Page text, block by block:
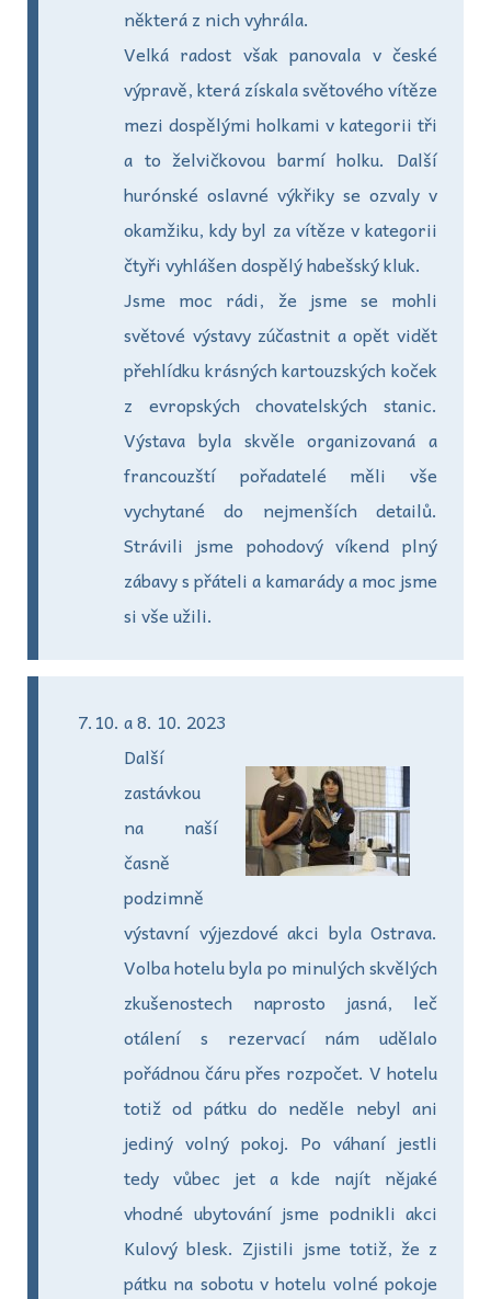
některá z nich vyhrála.
Velká radost však panovala v české
výpravě, která získala světového vítěze
mezi dospělými holkami v kategorii tři
a to želvičkovou barmí holku. Další
hurónské oslavné výkřiky se ozvaly v
okamžiku, kdy byl za vítěze v kategorii
čtyři vyhlášen dospělý habešský kluk.
Jsme moc rádi, že jsme se mohli
světové výstavy zúčastnit a opět vidět
přehlídku krásných kartouzských koček
z evropských chovatelských stanic.
Výstava byla skvěle organizovaná a
francouzští pořadatelé měli vše
vychytané do nejmenších detailů.
Strávili jsme pohodový víkend plný
zábavy s přáteli a kamarády a moc jsme
si vše užili.
a 8. 10. 2023
Další
zastávkou
na naší
časně
podzimně
výstavní výjezdové akci byla Ostrava.
Volba hotelu byla po minulých skvělých
zkušenostech naprosto jasná, leč
otálení s rezervací nám udělalo
pořádnou čáru přes rozpočet. V hotelu
totiž od pátku do neděle nebyl ani
jediný volný pokoj. Po váhaní jestli
tedy vůbec jet a kde najít nějaké
vhodné ubytování jsme podnikli akci
Kulový blesk. Zjistili jsme totiž, že z
pátku na sobotu v hotelu volné pokoje